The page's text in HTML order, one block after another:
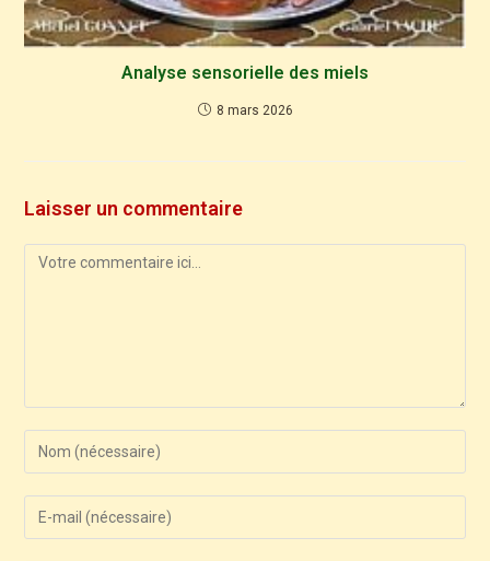
Analyse sensorielle des miels
8 mars 2026
Laisser un commentaire